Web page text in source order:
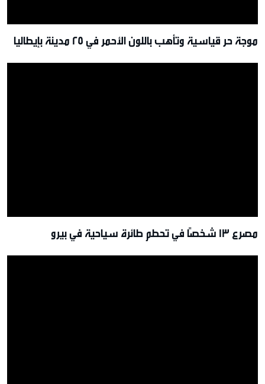
موجة حر قياسية وتأهب باللون الأحمر في 25 مدينة بإيطاليا
مصرع 13 شخصًا في تحطم طائرة سياحية في بيرو